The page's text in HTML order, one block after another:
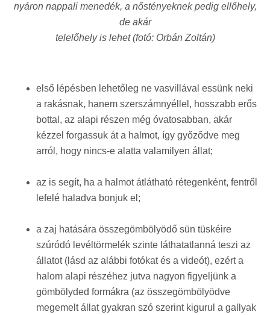
nyáron nappali menedék, a nőstényeknek pedig ellőhely,
de akár
telelőhely is lehet (fotó: Orbán Zoltán)
első lépésben lehetőleg ne vasvillával essünk neki
a rakásnak, hanem szerszámnyéllel, hosszabb erős
bottal, az alapi részen még óvatosabban, akár
kézzel forgassuk át a halmot, így győződve meg
arról, hogy nincs-e alatta valamilyen állat;
az is segít, ha a halmot átlátható rétegenként, fentről
lefelé haladva bonjuk el;
a zaj hatására összegömbölyödő sün tüskéire
szúródó levéltörmelék szinte láthatatlanná teszi az
állatot (lásd az alábbi fotókat és a videót), ezért a
halom alapi részéhez jutva nagyon figyeljünk a
gömbölyded formákra (az összegömbölyödve
megemelt állat gyakran szó szerint kigurul a gallyak